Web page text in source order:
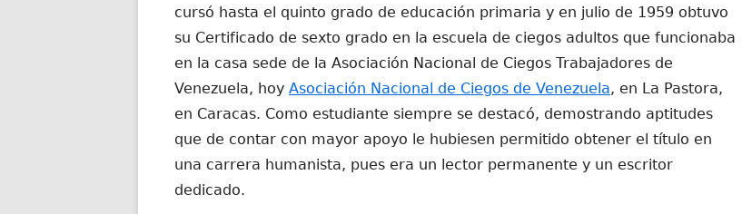
cursó hasta el quinto grado de educación primaria y en julio de 1959 obtuvo
su Certificado de sexto grado en la escuela de ciegos adultos que funcionaba
en la casa sede de la Asociación Nacional de Ciegos Trabajadores de
Venezuela, hoy Asociación Nacional de Ciegos de Venezuela, en La Pastora,
en Caracas. Como estudiante siempre se destacó, demostrando aptitudes
que de contar con mayor apoyo le hubiesen permitido obtener el título en
una carrera humanista, pues era un lector permanente y un escritor
dedicado.